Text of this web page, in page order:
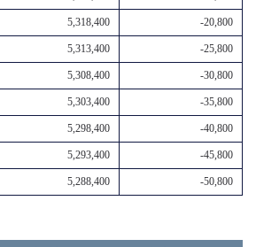
5,318,400 -20,800
5,313,400 -25,800
5,308,400 -30,800
5,303,400 -35,800
5,298,400 -40,800
5,293,400 -45,800
5,288,400 -50,800